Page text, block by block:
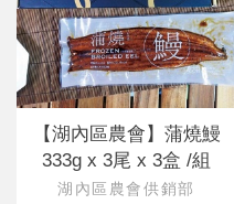
【湖內區農會】蒲燒鰻
333g x 3尾 x 3盒 /組
湖內區農會供銷部